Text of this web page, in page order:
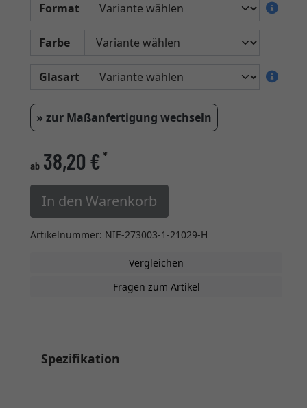
Format
Farbe
Glasart
» zur Maßanfertigung wechseln
ab 38,20 €*
In den Warenkorb
Artikelnummer: NIE-273003-1-21029-H
Vergleichen
Fragen zum Artikel
Spezifikation